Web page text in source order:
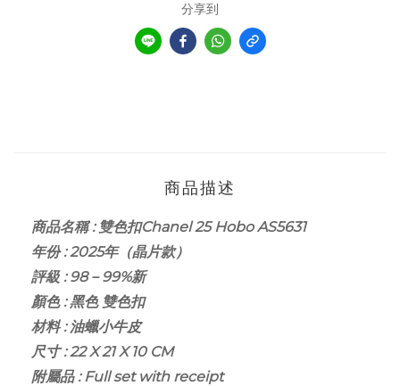
分享到
商品描述
商品名稱 : 雙色扣Chanel 25 Hobo AS5631
年份 : 2025年（晶片款）
評級 : 98－99%新
顏色 : 黑色 雙色扣
材料 : 油蠟小牛皮
尺寸 : 22 X 21 X 10 CM
附屬品 : Full set with receipt